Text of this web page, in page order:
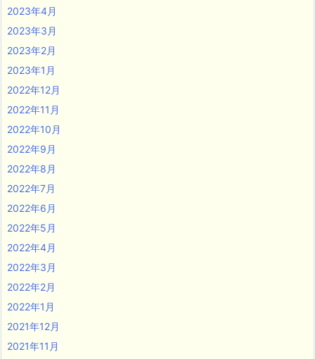
2023年4月
2023年3月
2023年2月
2023年1月
2022年12月
2022年11月
2022年10月
2022年9月
2022年8月
2022年7月
2022年6月
2022年5月
2022年4月
2022年3月
2022年2月
2022年1月
2021年12月
2021年11月